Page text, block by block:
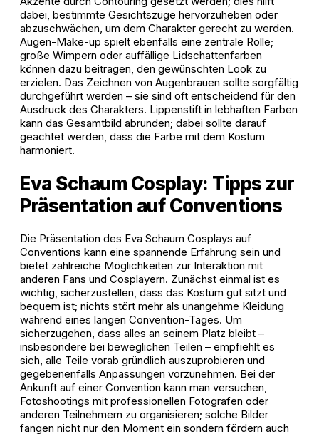
dabei, bestimmte Gesichtszüge hervorzuheben oder
abzuschwächen, um dem Charakter gerecht zu werden.
Augen-Make-up spielt ebenfalls eine zentrale Rolle;
große Wimpern oder auffällige Lidschattenfarben
können dazu beitragen, den gewünschten Look zu
erzielen. Das Zeichnen von Augenbrauen sollte sorgfältig
durchgeführt werden – sie sind oft entscheidend für den
Ausdruck des Charakters. Lippenstift in lebhaften Farben
kann das Gesamtbild abrunden; dabei sollte darauf
geachtet werden, dass die Farbe mit dem Kostüm
harmoniert.
Eva Schaum Cosplay: Tipps zur
Präsentation auf Conventions
Die Präsentation des Eva Schaum Cosplays auf
Conventions kann eine spannende Erfahrung sein und
bietet zahlreiche Möglichkeiten zur Interaktion mit
anderen Fans und Cosplayern. Zunächst einmal ist es
wichtig, sicherzustellen, dass das Kostüm gut sitzt und
bequem ist; nichts stört mehr als unangehme Kleidung
während eines langen Convention-Tages. Um
sicherzugehen, dass alles an seinem Platz bleibt –
insbesondere bei beweglichen Teilen – empfiehlt es
sich, alle Teile vorab gründlich auszuprobieren und
gegebenenfalls Anpassungen vorzunehmen. Bei der
Ankunft auf einer Convention kann man versuchen,
Fotoshootings mit professionellen Fotografen oder
anderen Teilnehmern zu organisieren; solche Bilder
fangen nicht nur den Moment ein sondern fördern auch